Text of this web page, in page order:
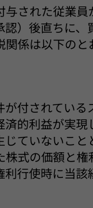
された従業
）後直ちに
係は以下のと
付されてい
的利益が実
ていないこと
式の価額と
行使時に当